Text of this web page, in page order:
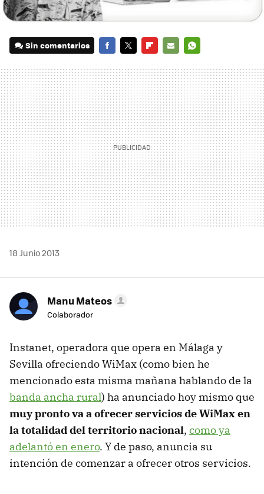
Sin comentarios
MAIL
18 Junio 2013
Manu Mateos
Colaborador
Instanet, operadora que opera en Málaga y
Sevilla ofreciendo WiMax (como bien he
mencionado esta misma mañana hablando de la
banda ancha rural) ha anunciado hoy mismo que
muy pronto va a ofrecer servicios de WiMax en
la totalidad del territorio nacional, como ya
adelantóen enero. Y de paso, anuncia su
intención de comenzar a ofrecer otros servicios.